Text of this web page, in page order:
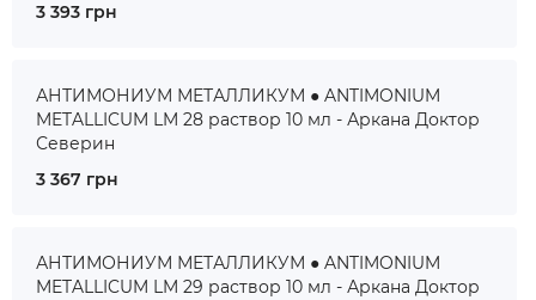
3 393 грн
АНТИМОНИУМ МЕТАЛЛИКУМ ● ANTIMONIUM
METALLICUM LM 28 раствор 10 мл - Аркана Доктор
Северин
3 367 грн
АНТИМОНИУМ МЕТАЛЛИКУМ ● ANTIMONIUM
METALLICUM LM 29 раствор 10 мл - Аркана Доктор